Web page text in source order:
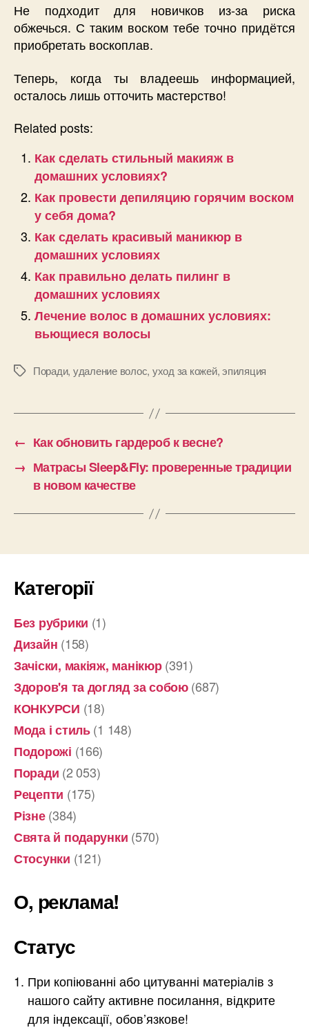
Не подходит для новичков из-за риска
обжечься. С таким воском тебе точно придётся
приобретать воскоплав.
Теперь, когда ты владеешь информацией,
осталось лишь отточить мастерство!
Related posts:
Как сделать стильный макияж в
домашних условиях?
Как провести депиляцию горячим воском
у себя дома?
Как сделать красивый маникюр в
домашних условиях
Как правильно делать пилинг в
домашних условиях
Лечение волос в домашних условиях:
вьющиеся волосы
Позначки
Поради, удаление волос, уход за кожей,эпиляция
← Как обновить гардероб к весне?
→ Матрасы Sleep&Fly: проверенные традиции
в новом качестве
Категорії
Без рубрики (1)
Дизайн (158)
Зачіски, макіяж, манікюр(391)
Здоров'я та догляд за собою(687)
КОНКУРСИ (18)
Мода і стиль(1 148)
Подорожі (166)
Поради (2 053)
Рецепти (175)
Різне(384)
Свята й подарунки (570)
Стосунки (121)
О, реклама!
Статус
При копіюванні або цитуванні матеріалів з
нашого сайту активне посилання, відкрите
для індексації, обов’язкове!